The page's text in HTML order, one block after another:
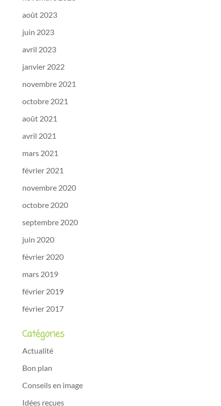
août 2023
juin 2023
avril 2023
janvier 2022
novembre 2021
octobre 2021
août 2021
avril 2021
mars 2021
février 2021
novembre 2020
octobre 2020
septembre 2020
juin 2020
février 2020
mars 2019
février 2019
février 2017
Catégories
Actualité
Bon plan
Conseils en image
Idées reçues